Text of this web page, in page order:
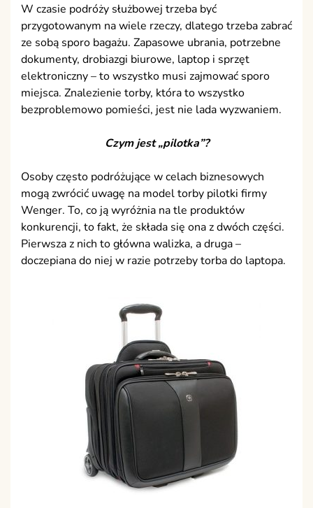
W czasie podróży służbowej trzeba być
przygotowanym na wiele rzeczy, dlatego trzeba zabrać
ze sobą sporo bagażu. Zapasowe ubrania, potrzebne
dokumenty, drobiazgi biurowe, laptop i sprzęt
elektroniczny – to wszystko musi zajmować sporo
miejsca. Znalezienie torby, która to wszystko
bezproblemowo pomieści, jest nie lada wyzwaniem.
Czym jest „pilotka”?
Osoby często podróżujące w celach biznesowych
mogą zwrócić uwagę na model torby pilotki firmy
Wenger. To, co ją wyróżnia na tle produktów
konkurencji, to fakt, że składa się ona z dwóch części.
Pierwsza z nich to główna walizka, a druga –
doczepiana do niej w razie potrzeby torba do laptopa.